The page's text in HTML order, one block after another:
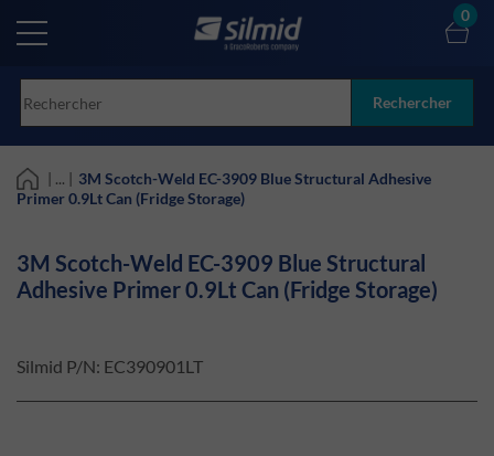
main
Rechercher
0
| ... | 3M Scotch-Weld EC-3909 Blue Structural Adhesive
Primer 0.9Lt Can (Fridge Storage)
3M Scotch-Weld EC-3909 Blue Structural
Adhesive Primer 0.9Lt Can (Fridge Storage)
Silmid P/N: EC390901LT